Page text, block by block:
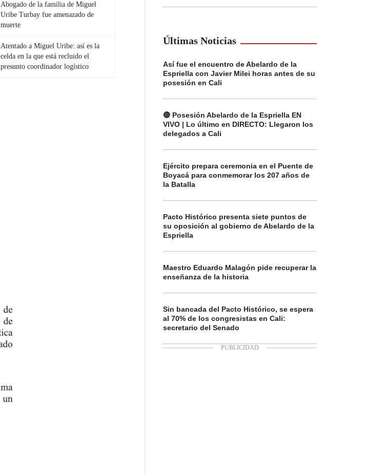
Abogado de la familia de Miguel
Uribe Turbay fue amenazado de
muerte
Atentado a Miguel Uribe: así es la
celda en la que está recluido el
presunto coordinador logístico
Últimas Noticias
Así fue el encuentro de Abelardo de la
Espriella con Javier Milei horas antes de su
posesión en Cali
🔴 Posesión Abelardo de la Espriella EN
VIVO | Lo último en DIRECTO: Llegaron los
delegados a Cali
Ejército prepara ceremonia en el Puente de
Boyacá para conmemorar los 207 años de
la Batalla
Pacto Histórico presenta siete puntos de
su oposición al gobierno de Abelardo de la
Espriella
Maestro Eduardo Malagón pide recuperar la
enseñanza de la historia
Sin bancada del Pacto Histórico, se espera
al 70% de los congresistas en Cali:
secretario del Senado